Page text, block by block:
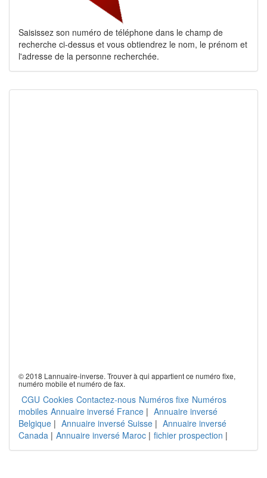
Saisissez son numéro de téléphone dans le champ de
recherche ci-dessus et vous obtiendrez le nom, le prénom et
l'adresse de la personne recherchée.
© 2018 Lannuaire-inverse. Trouver à qui appartient ce numéro fixe,
numéro mobile et numéro de fax.
CGU Cookies Contactez-nous Numéros fixe Numéros
mobiles Annuaire inversé France | Annuaire inversé
Belgique | Annuaire inversé Suisse | Annuaire inversé
Canada | Annuaire inversé Maroc | fichier prospection |